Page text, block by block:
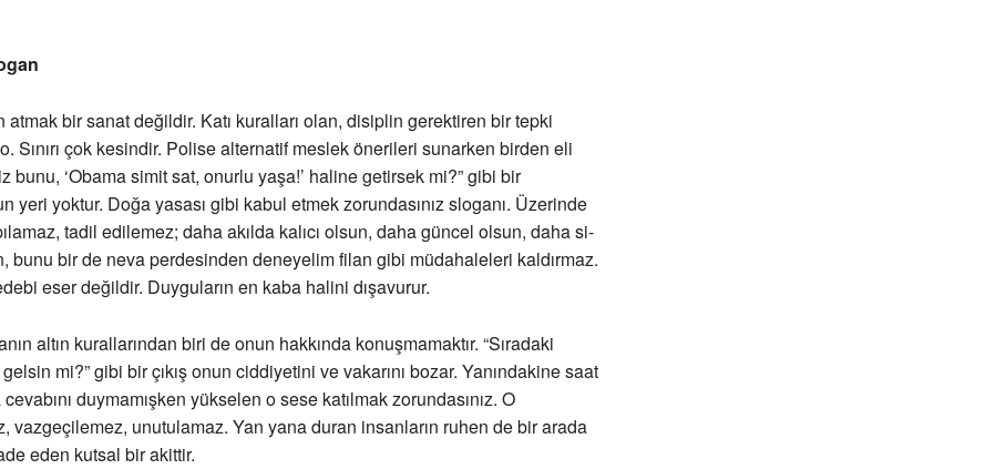
atmak bir sanat değildir. Katı kuralları olan, disiplin gerektiren bir tepki
Sınırı çok kesindir. Polise alternatif meslek önerileri sunarken birden eli
bunu, ‘Obama simit sat, onurlu yaşa!’ haline getirsek mi?” gibi bir
yeri yoktur. Doğa yasası gibi kabul etmek zorundasınız sloganı. Üzerinde
tadil edilemez; daha akılda kalıcı olsun, daha güncel olsun, daha si-
bunu bir de neva perdesinden deneyelim filan gibi müdahaleleri kaldırmaz.
eser değildir. Duyguların en kaba halini dışavurur.
altın kurallarından biri de onun hakkında konuşmamaktır. “Sıradaki
mi?” gibi bir çıkış onun ciddiyetini ve vakarını bozar. Yanındakine saat
duymamışken yükselen o sese katılmak zorundasınız. O
vazgeçilemez, unutulamaz. Yan yana duran insanların ruhen de bir arada
eden kutsal bir akittir.